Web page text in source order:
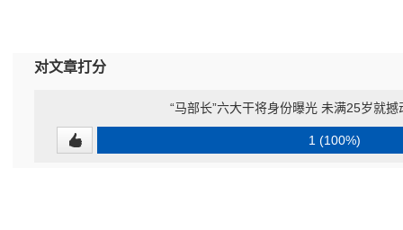
对文章打分
“马部长”六大干将身份曝光 未满25岁就
1 (100%)